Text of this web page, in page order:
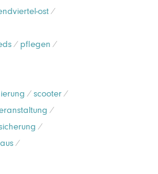
ost
pflegen
scooter